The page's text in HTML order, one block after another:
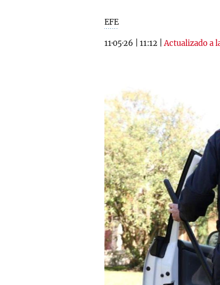
EFE
11·05·26 11:12 |Actualizado a